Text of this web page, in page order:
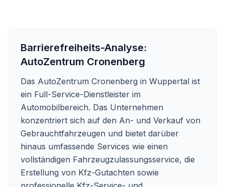
Barrierefreiheits-Analyse:
AutoZentrum Cronenberg
Das AutoZentrum Cronenberg in Wuppertal ist
ein Full-Service-Dienstleister im
Automobilbereich. Das Unternehmen
konzentriert sich auf den An- und Verkauf von
Gebrauchtfahrzeugen und bietet darüber
hinaus umfassende Services wie einen
vollständigen Fahrzeugzulassungsservice, die
Erstellung von Kfz-Gutachten sowie